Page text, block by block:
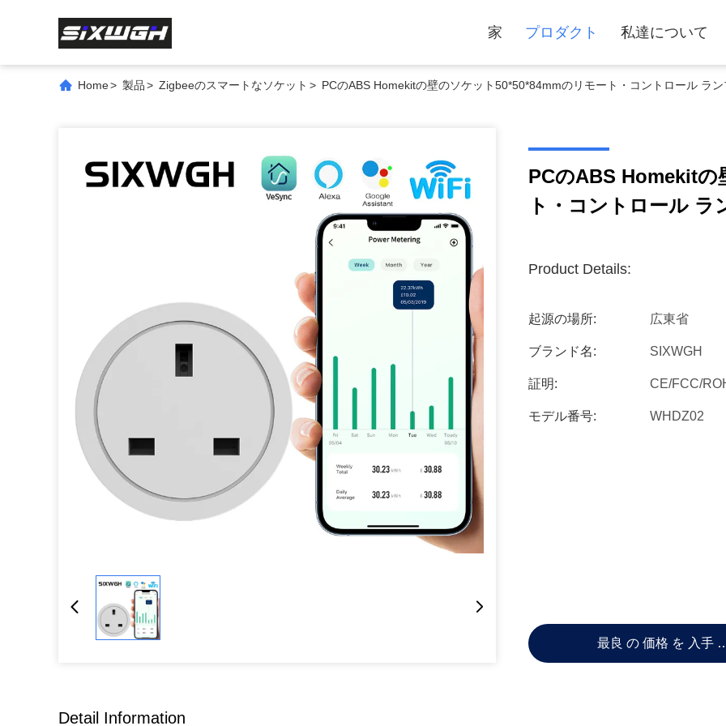
家 プロダクト 私達について
Home> 製品> Zigbeeのスマートなソケット > PCのABS Homekitの壁のソケット50*50*84mmのリモート・コントロール ラン
PCのABS Homekitの
ト・コントロール ラ
Product Details:
起源の場所: 広東省
ブランド名: SIXWGH
証明: CE/FCC/
モデル番号: WHDZ02
最良 の 価格 を 入手
Detail Information